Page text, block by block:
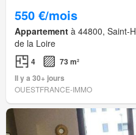
550 €/mois
Appartement à 44800, Saint-
de la Loire
4
73 m²
Il y a 30+ jours
OUESTFRANCE-IMMO